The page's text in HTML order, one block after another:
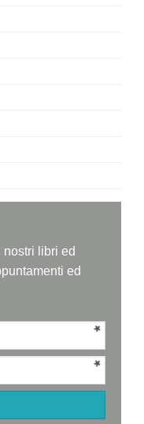
nostri libri ed
ed